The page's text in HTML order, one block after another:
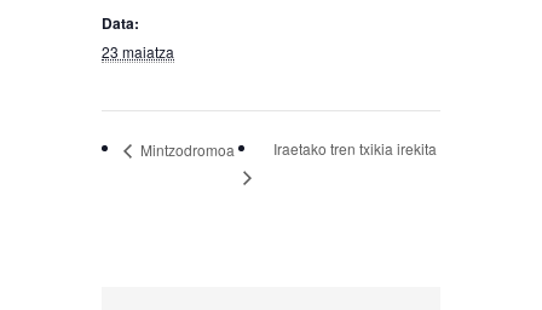
Data:
23 maiatza
Mintzodromoa Iraetako tren txikia irekita